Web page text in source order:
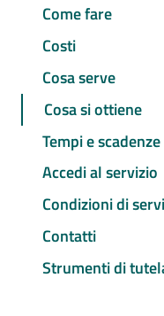
Come fare
Costi
Cosa serve
Cosa si ottiene
Tempi e scadenze
Accedi al servizio
Condizioni di
Contatti
Strumenti di